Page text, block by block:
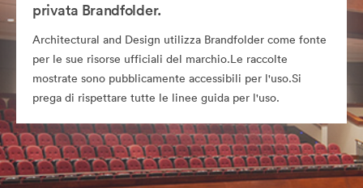
privata Brandfolder.
Architectural and Design utilizza Brandfolder come fonte
per le sue risorse ufficiali del marchio.Le raccolte
mostrate sono pubblicamente accessibili per l'uso.Si
prega di rispettare tutte le linee guida per l'uso.